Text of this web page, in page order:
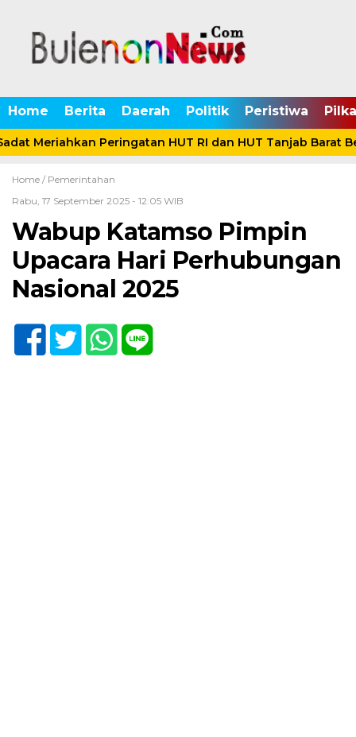
Home Berita Daerah Politik Peristiwa
Meriahkan Peringatan HUT RI dan HUT Tanjab Barat
Home / Pemerintahan
Rabu, 17 September 2025 - 12:05 WIB
Wabup Katamso Pimpin
Upacara Hari Perhubungan
Nasional 2025